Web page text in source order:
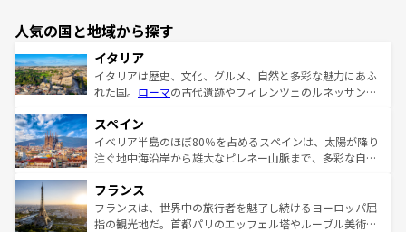
人気の国と地域から探す
イタリア
イタリアは歴史、文化、グルメ、自然と多彩な魅力にあふ
れた国。 ローマの古代遺跡やフィレンツェのルネッサンス
ろん、トスカーナの美しい田園風景やアマルフィ海岸の絶
景など、自然景観も見逃せない。観光の合間には、本場の
ピザやパスタなど、絶品のイタリア料理を堪能することも
ませてくれるイタリアで、忘れられない旅をしてみよう！
なお、新着のイタリア情報はコンテンツ一覧 を参照してほ
しい。
スペイン
イベリア半島のほぼ80％を占めるスペインは、太陽が降り
注ぐ地中海沿岸から雄大なピレネー山脈まで、多彩な自然
文化が根付くこの国では、情熱的なフラメンコ、熱気あふ
れる闘牛、そして美味しいタパスが生活の一部となってい
る。首都マドリードの洗練された雰囲気や、バルセロナの
フランス
フランスは、世界中の旅行者を魅了し続けるヨーロッパ屈
指の観光地だ。首都パリのエッフェル塔やルーブル美術館